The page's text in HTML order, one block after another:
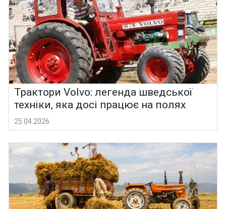
Трактори Volvo: легенда шведської
техніки, яка досі працює на полях
25.04.2026